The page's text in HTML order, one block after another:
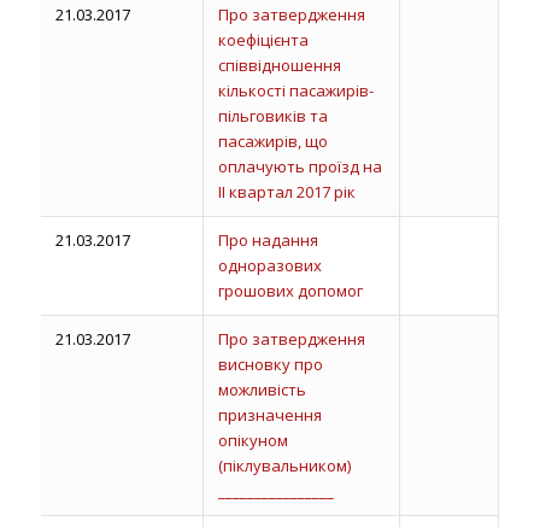
21.03.2017
Про затвердження
коефіцієнта
співвідношення
кількості пасажирів-
пільговиків та
пасажирів, що
оплачують проїзд на
ІI квартал 2017 рік
21.03.2017
Про надання
одноразових
грошових допомог
21.03.2017
Про затвердження
висновку про
можливість
призначення
опікуном
(піклувальником)